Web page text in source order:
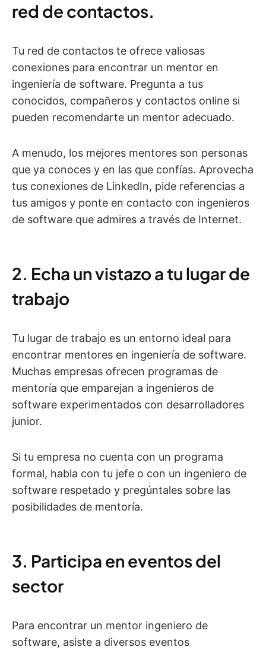
red de contactos.
Tu red de contactos te ofrece valiosas
conexiones para encontrar un mentor en
ingeniería de software. Pregunta a tus
conocidos, compañeros y contactos online si
pueden recomendarte un mentor adecuado.
A menudo, los mejores mentores son personas
que ya conoces y en las que confías. Aprovecha
tus conexiones de LinkedIn, pide referencias a
tus amigos y ponte en contacto con ingenieros
de software que admires a través de Internet.
2. Echa un vistazo a tu lugar de
trabajo
Tu lugar de trabajo es un entorno ideal para
encontrar mentores en ingeniería de software.
Muchas empresas ofrecen programas de
mentoría que emparejan a ingenieros de
software experimentados con desarrolladores
junior.
Si tu empresa no cuenta con un programa
formal, habla con tu jefe o con un ingeniero de
software respetado y pregúntales sobre las
posibilidades de mentoría.
3. Participa en eventos del
sector
Para encontrar un mentor ingeniero de
software, asiste a diversos eventos